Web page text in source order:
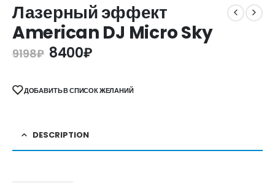
Лазерный эффект
American DJ Micro Sky
9198₽ 8400₽
ДОБАВИТЬ В СПИСОК ЖЕЛАНИЙ
DESCRIPTION